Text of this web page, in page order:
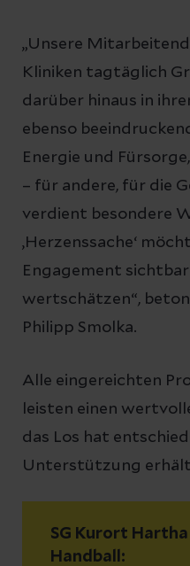
„Unsere
Kliniken tagtäglich
darüber hinaus in
ebenso
Energie und
– für andere, für die
verdient besondere
‚Herzenssache‘
Engagement
wertschätzen“,
Philipp Smolka.
Alle eingereichten
leisten einen
das Los hat
Unterstützung
SG Kurort
Handball: